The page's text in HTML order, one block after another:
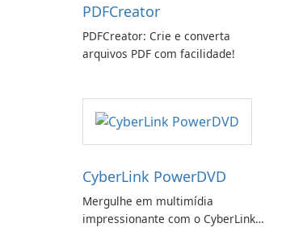
PDFCreator
PDFCreator: Crie e converta
arquivos PDF com facilidade!
CyberLink PowerDVD
Mergulhe em multimídia
impressionante com o CyberLink